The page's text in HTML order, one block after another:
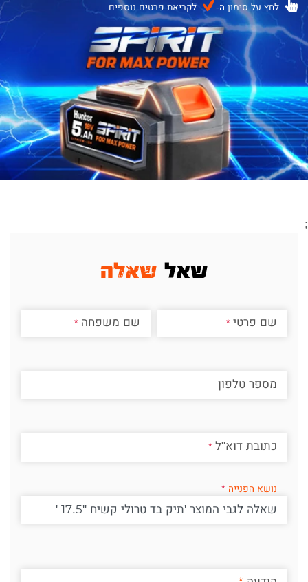
לחץ על סימון ה- לקריאת פרטים נוספים
;
שאל שאלה
שם פרטי שם משפחה
מספר טלפון
כתובת דוא"ל
נושא הפנייה